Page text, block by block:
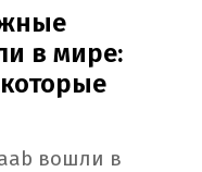
в мире:
вошли в